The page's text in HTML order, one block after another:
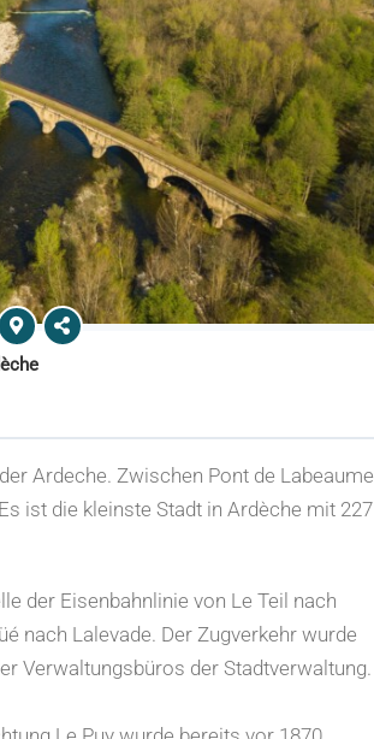
Ardeche. Zwischen Pont de Labeaume
ist die kleinste Stadt in Ardèche mit 227
der Eisenbahnlinie von Le Teil nach
nach Lalevade. Der Zugverkehr wurde
Verwaltungsbüros der Stadtverwaltung.